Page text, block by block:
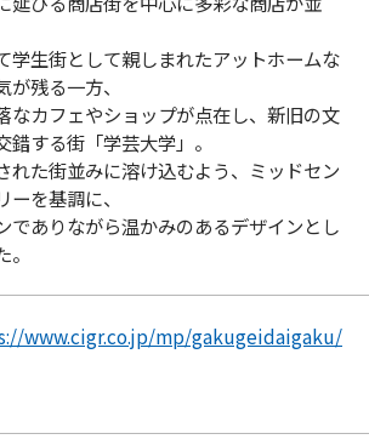
学生街として親しまれたアットホームな
が残る一方、
なカフェやショップが点在し、新旧の文
錯する街「学芸大学」。
れた街並みに溶け込むよう、ミッドセン
ーを基調に、
でありながら温かみのあるデザインとし
。
www.cigr.co.jp/mp/gakugeidaigaku/